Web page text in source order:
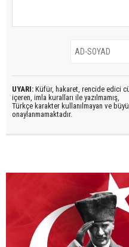
UYARI: Küfür, hakaret, rencide edici
içeren, imla kuralları ile yazılmamış,
Türkçe karakter kullanılmayan ve
onaylanmamaktadır.